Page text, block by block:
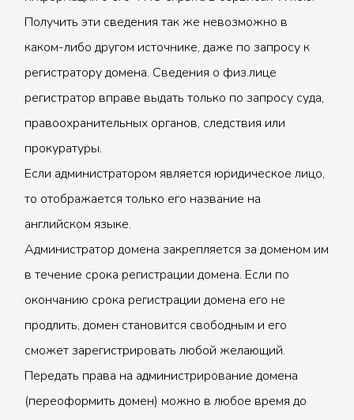
Получить эти сведения так же невозможно в
каком-либо другом источнике, даже по запросу к
регистратору домена. Сведения о физ.лице
регистратор вправе выдать только по запросу суда,
правоохранительных органов, следствия или
прокуратуры.
Если администратором является юридическое лицо,
то отображается только его название на
английском языке.
Администратор домена закрепляется за доменом им
в течение срока регистрации домена. Если по
окончанию срока регистрации домена его не
продлить, домен становится свободным и его
сможет зарегистрировать любой желающий.
Передать права на администрирование домена
(переоформить домен) можно в любое время до